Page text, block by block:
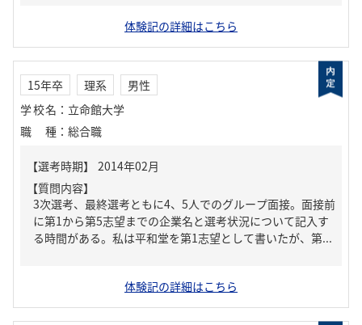
体験記の詳細はこちら
15年卒 理系
男性
学校名 ： 立命館大学
職種 ： 総合職
【質問内容】
3次選考、最終選考ともに4、5人でのグループ面接。面接前
に第1から第5志望までの企業名と選考状況について記入す
る時間がある。私は平和堂を第1志望として書いたが、第...
体験記の詳細はこちら